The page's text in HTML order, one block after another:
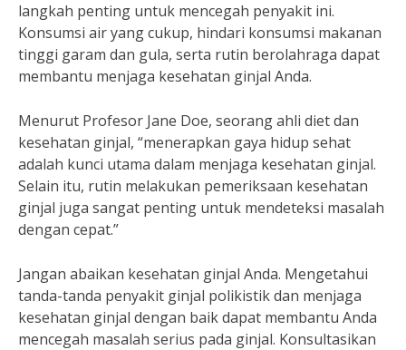
langkah penting untuk mencegah penyakit ini.
Konsumsi air yang cukup, hindari konsumsi makanan
tinggi garam dan gula, serta rutin berolahraga dapat
membantu menjaga kesehatan ginjal Anda.
Menurut Profesor Jane Doe, seorang ahli diet dan
kesehatan ginjal, “menerapkan gaya hidup sehat
adalah kunci utama dalam menjaga kesehatan ginjal.
Selain itu, rutin melakukan pemeriksaan kesehatan
ginjal juga sangat penting untuk mendeteksi masalah
dengan cepat.”
Jangan abaikan kesehatan ginjal Anda. Mengetahui
tanda-tanda penyakit ginjal polikistik dan menjaga
kesehatan ginjal dengan baik dapat membantu Anda
mencegah masalah serius pada ginjal. Konsultasikan